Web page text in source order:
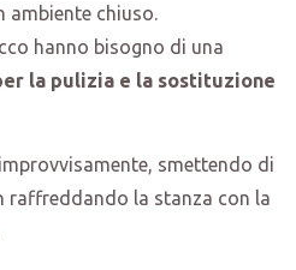
chiuso.
hanno bisogno di una
la pulizia e la sostituzione
smettendo di
raffreddando la stanza con la